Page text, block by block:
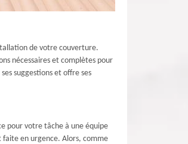
de votre couverture.
nécessaires et complètes pour
suggestions et offre ses
pour votre tâche à une équipe
en urgence. Alors, comme